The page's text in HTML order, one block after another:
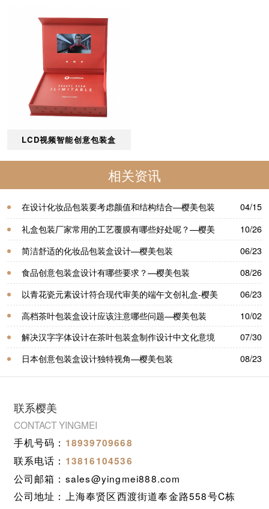
LCD视频智能创意包装盒
相关资讯
在设计化妆品包装要考虑颜值和结构结合—樱美包装
04/15
礼盒包装厂家常用的工艺覆膜有哪些好处呢？—樱美
包装
10/26
简洁舒适的化妆品包装盒设计—樱美包装
06/23
食品创意包装盒设计有哪些要求？—樱美包装
08/26
以青花瓷元素设计符合现代审美的端午文创礼盒-樱美
包装
06/23
高档茶叶包装盒设计应该注意哪些问题—樱美包装
10/02
解决汉字字体设计在茶叶包装盒制作设计中文化意境
—樱美包装
07/30
日本创意包装盒设计独特视角—樱美包装
08/23
联系樱美
CONTACT YINGMEI
手机号码： 18939709668
联系电话： 13816104536
公司邮箱：sales@yingmei888.com
公司地址：上海奉贤区西渡街道奉金路558号C栋